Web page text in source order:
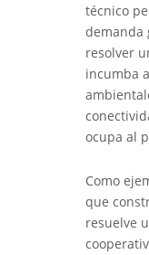
técnico
demanda
resolver
incumba
ocupa al
Como
que
resuelve